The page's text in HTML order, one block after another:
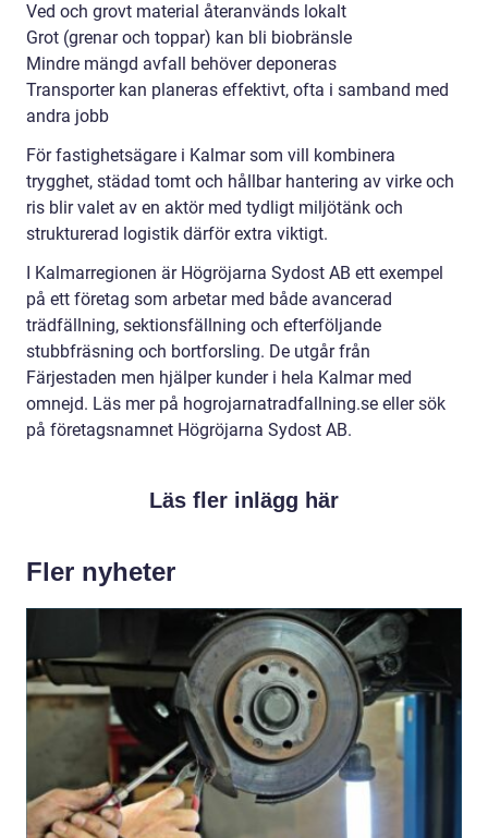
Ved och grovt material återanvänds lokalt
Grot (grenar och toppar) kan bli biobränsle
Mindre mängd avfall behöver deponeras
Transporter kan planeras effektivt, ofta i samband med
andra jobb
För fastighetsägare i Kalmar som vill kombinera
trygghet, städad tomt och hållbar hantering av virke och
ris blir valet av en aktör med tydligt miljötänk och
strukturerad logistik därför extra viktigt.
I Kalmarregionen är Högröjarna Sydost AB ett exempel
på ett företag som arbetar med både avancerad
trädfällning, sektionsfällning och efterföljande
stubbfräsning och bortforsling. De utgår från
Färjestaden men hjälper kunder i hela Kalmar med
omnejd. Läs mer på hogrojarnatradfallning.se eller sök
på företagsnamnet Högröjarna Sydost AB.
Läs fler inlägg här
Fler nyheter